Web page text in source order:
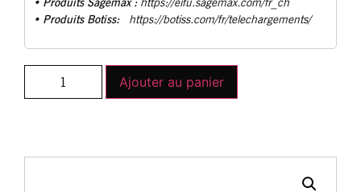
•
https://eifu.sagemax.com/fr_ch
• Produits Botiss: https://botiss.com/fr/telechargements/
Ajouter au panier